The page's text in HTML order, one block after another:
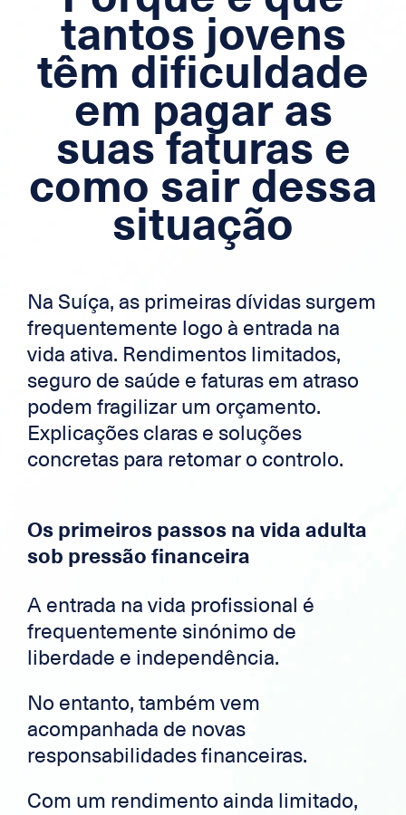
tantos jovens
têm dificuldade
em pagar as
suas faturas e
como sair dessa
situação
Na Suíça, as primeiras dívidas surgem
frequentemente logo à entrada na
vida ativa. Rendimentos limitados,
seguro de saúde e faturas em atraso
podem fragilizar um orçamento.
Explicações claras e soluções
concretas para retomar o controlo.
Os primeiros passos na vida adulta
sob pressão financeira
A entrada na vida profissional é
frequentemente sinónimo de
liberdade e independência.
No entanto, também vem
acompanhada de novas
responsabilidades financeiras.
Com um rendimento ainda limitado,
Hipoteca
Crédito para os trabalhadores
fronteiriços
cartão de crédito
Zek